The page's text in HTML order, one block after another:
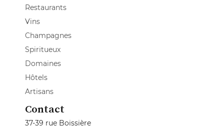
Restaurants
Vins
Champagnes
Spiritueux
Domaines
Hôtels
Artisans
Contact
37-39 rue Boissière